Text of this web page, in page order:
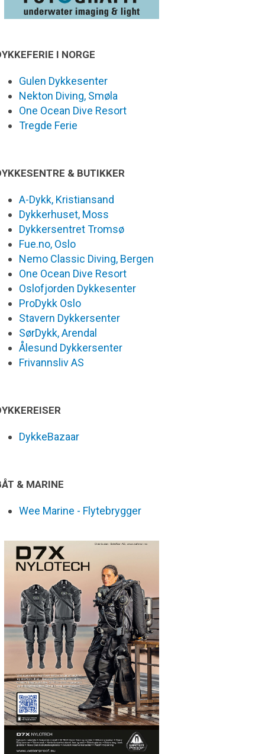
I NORGE
Gulen Dykkesenter
Nekton Diving, Smøla
One Ocean Dive Resort
Tregde Ferie
& BUTIKKER
A-Dykk, Kristiansand
Dykkerhuset, Moss
Dykkersentret Tromsø
Fue.no, Oslo
Nemo Classic Diving, Bergen
One Ocean Dive Resort
Oslofjorden Dykkesenter
ProDykk Oslo
Stavern Dykkersenter
SørDykk, Arendal
Ålesund Dykkersenter
Frivannsliv AS
DykkeBazaar
& MARINE
Wee Marine - Flytebrygger